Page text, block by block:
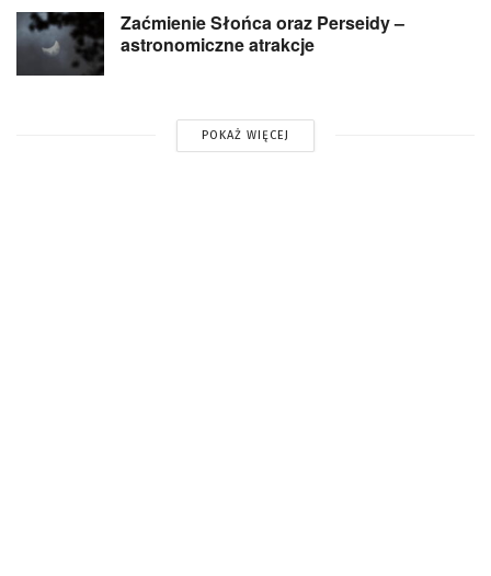
Zaćmienie Słońca oraz Perseidy –
astronomiczne atrakcje
POKAŻ WIĘCEJ